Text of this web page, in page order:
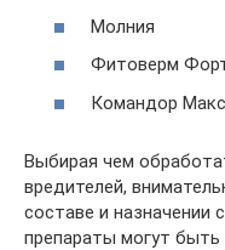
Молния
Фитоверм
Командор
Выбирая чем
вредителей,
составе и назначении
препараты могут